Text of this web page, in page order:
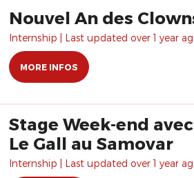
Nouvel An des
Internship | Last updated over 1 year
MORE INFOS
Stage Week-end
Le Gall au Samovar
Internship | Last updated over 1 year